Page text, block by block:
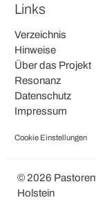
Links
Verzeichnis
Hinweise
Über das Projekt
Resonanz
Datenschutz
Impressum
Cookie Einstellungen
© 2026
Holstein